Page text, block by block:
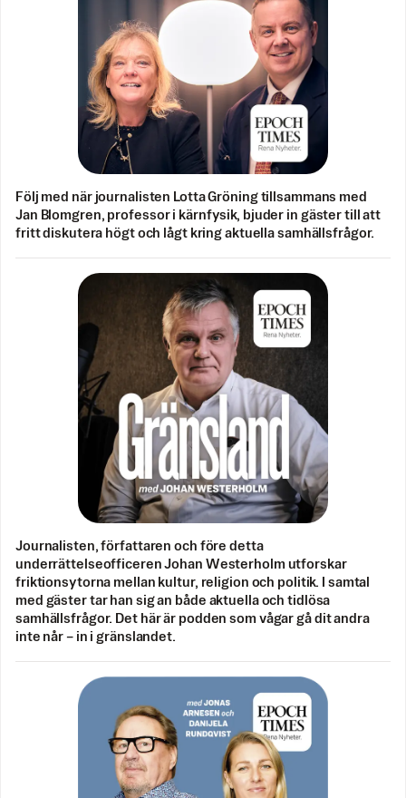
Följ med när journalisten Lotta Gröning tillsammans med
Jan Blomgren, professor i kärnfysik, bjuder in gäster till att
fritt diskutera högt och lågt kring aktuella samhällsfrågor.
Journalisten, författaren och före detta
underrättelseofficeren Johan Westerholm utforskar
friktionsytorna mellan kultur, religion och politik. I samtal
med gäster tar han sig an både aktuella och tidlösa
samhällsfrågor. Det här är podden som vågar gå dit andra
inte når – in i gränslandet.